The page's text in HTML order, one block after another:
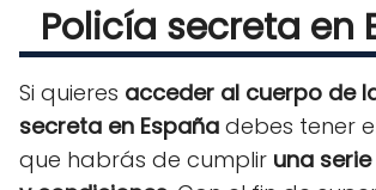
Policía secreta en
Si quieres acceder al cuerpo de
secreta en España debes tener
que habrás de cumplir una